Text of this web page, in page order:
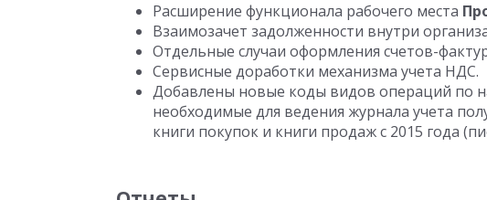
Расширение функционала рабочего места
Взаимозачет задолженности внутри
Отдельные случаи оформления счетов-
Сервисные доработки механизма учета НДС.
Добавлены новые коды видов операций по
необходимые для ведения журнала учета
книги покупок и книги продаж с 2015 года